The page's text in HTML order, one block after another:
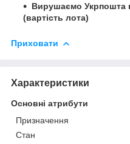
Вирушаємо Укрпошта
(вартість лота)
Приховати
Характеристики
Основні атрибути
Призначення
Стан